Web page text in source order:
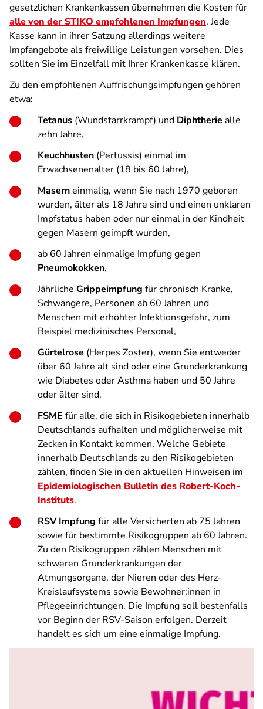
gesetzlichen Krankenkassen übernehmen die Kosten für
alle von der STIKO empfohlenen Impfungen. Jede
Kasse kann in ihrer Satzung allerdings weitere
Impfangebote als freiwillige Leistungen vorsehen. Dies
sollten Sie im Einzelfall mit Ihrer Krankenkasse klären.
Zu den empfohlenen Auffrischungsimpfungen gehören
etwa:
Tetanus (Wundstarrkrampf) und Diphtherie alle
zehn Jahre,
Keuchhusten (Pertussis) einmal im
Erwachsenenalter (18 bis 60 Jahre),
Maserneinmalig, wenn Sie nach 1970 geboren
wurden, älter als 18 Jahre sind und einen unklaren
Impfstatus haben oder nur einmal in der Kindheit
gegen Masern geimpft wurden,
ab 60 Jahren einmalige Impfung gegen
Pneumokokken,
Jährliche Grippeimpfung für chronisch Kranke,
Schwangere, Personen ab 60 Jahren und
Menschen mit erhöhter Infektionsgefahr, zum
Beispiel medizinisches Personal,
Gürtelrose (Herpes Zoster), wenn Sie entweder
über 60 Jahre alt sind oder eine Grunderkrankung
wie Diabetes oder Asthma haben und 50 Jahre
oder älter sind,
FSME für alle, die sich in Risikogebieten innerhalb
Deutschlands aufhalten und möglicherweise mit
Zecken in Kontakt kommen. Welche Gebiete
innerhalb Deutschlands zu den Risikogebieten
zählen, finden Sie in den aktuellen Hinweisen im
Epidemiologischen Bulletin des Robert-Koch-
Instituts.
RSV Impfung für alle Versicherten ab 75 Jahren
sowie für bestimmte Risikogruppen ab 60 Jahren.
Zu den Risikogruppen zählen Menschen mit
schweren Grunderkrankungen der
Atmungsorgane, der Nieren oder des Herz-
Kreislaufsystems sowie Bewohner:innen in
Pflegeeinrichtungen. Die Impfung soll bestenfalls
vor Beginn der RSV-Saison erfolgen. Derzeit
handelt es sich um eine einmalige Impfung.